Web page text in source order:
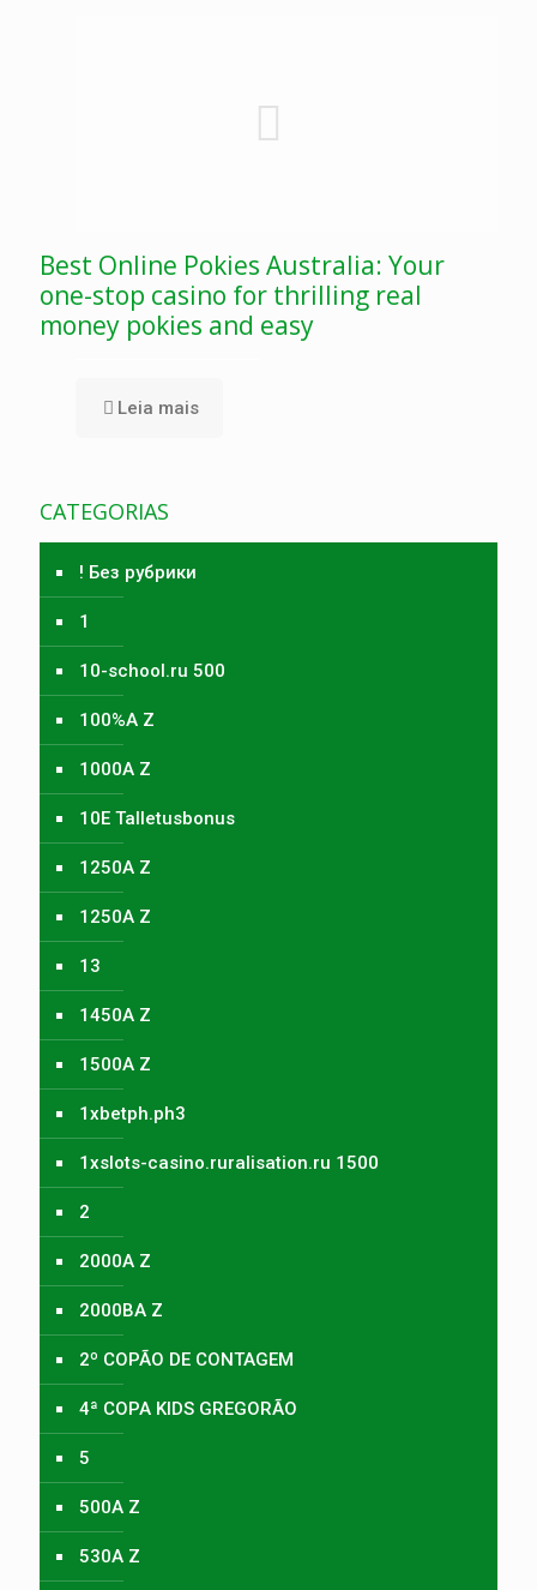
Best Online Pokies Australia: Your
one-stop casino for thrilling real
money pokies and easy
Leia mais
CATEGORIAS
! Без рубрики
1
10-school.ru 500
100%A Z
1000A Z
10E Talletusbonus
1250A Z
1250A Z
13
1450A Z
1500A Z
1xbetph.ph3
1xslots-casino.ruralisation.ru 1500
2
2000A Z
2000BA Z
2º COPÃO DE CONTAGEM
4ª COPA KIDS GREGORÃO
5
500A Z
530A Z